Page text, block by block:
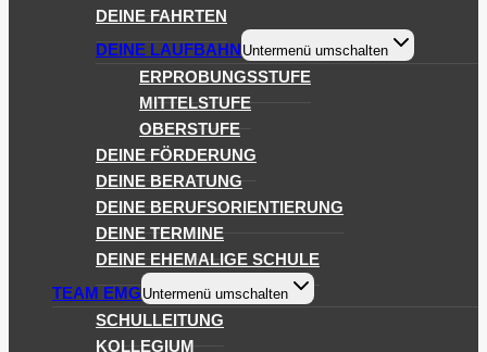
DEINE FAHRTEN
DEINE LAUFBAHN Untermenü umschalten
ERPROBUNGSSTUFE
MITTELSTUFE
OBERSTUFE
DEINE FÖRDERUNG
DEINE BERATUNG
DEINE BERUFSORIENTIERUNG
DEINE TERMINE
DEINE EHEMALIGE SCHULE
TEAM EMG Untermenü umschalten
SCHULLEITUNG
KOLLEGIUM